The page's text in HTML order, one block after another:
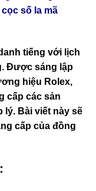
số la mã
tiếng với lịch
Được sáng lập
hiệu Rolex,
cấp các sản
lý. Bài viết này sẽ
cấp của đồng